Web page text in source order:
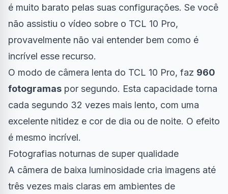
é muito barato pelas suas configurações. Se você
não assistiu o vídeo sobre o TCL 10 Pro,
provavelmente não vai entender bem como é
incrível esse recurso.
O modo de câmera lenta do TCL 10 Pro, faz 960
fotogramas por segundo. Esta capacidade torna
cada segundo 32 vezes mais lento, com uma
excelente nitidez e cor de dia ou de noite. O efeito
é mesmo incrível.
Fotografias noturnas de super qualidade
A câmera de baixa luminosidade cria imagens até
três vezes mais claras em ambientes de